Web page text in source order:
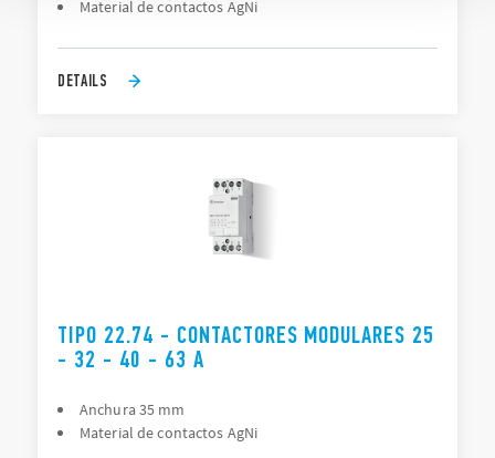
Material de contactos AgNi
DETAILS
TIPO 22.74 - CONTACTORES MODULARES 25
- 32 - 40 - 63 A
Anchura 35 mm
Material de contactos AgNi